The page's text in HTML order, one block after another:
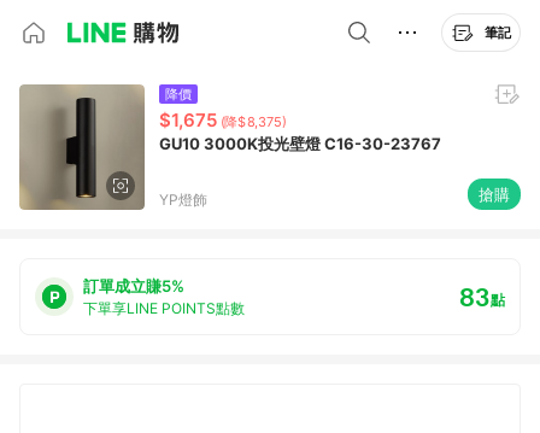
筆記
降價
$1,675 (降$8,375)
GU10 3000K投光壁燈 C16-30-23767
YP燈飾 搶購
訂單成立賺5%
下單享LINE POINTS點數 83點